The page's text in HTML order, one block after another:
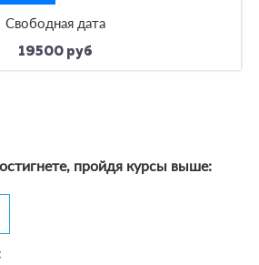
Свободная дата
19500 руб
пройдя курсы выше: